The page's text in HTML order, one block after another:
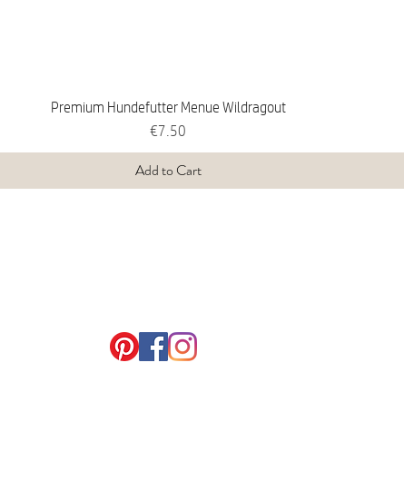
Premium Hundefutter Menue Wildragout
Price
€7.50
Add to Cart